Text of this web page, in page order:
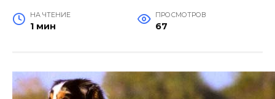
НА ЧТЕНИЕ
1 мин
ПРОСМОТРОВ
67